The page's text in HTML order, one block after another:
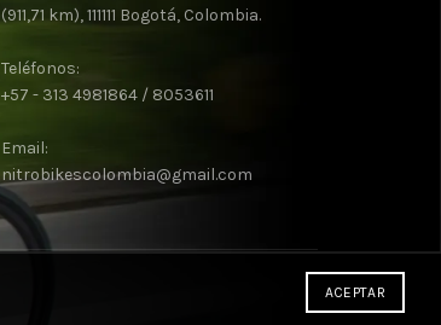
(911,71 km), 111111 Bogotá, Colombia.
Teléfonos:
+57 - 313 4981864 / 8053611
Email:
nitrobikescolombia@gmail.com
ACEPTAR